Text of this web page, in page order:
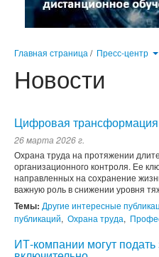
Главная страница / Пресс-центр
Новости
Цифровая
26 марта 2026 г.
Охрана труда на протяжении
организационного контроля. Ее
направленных на сохранение
важную роль в снижении уровня
Темы: Другие интересные
публикаций, Охрана труда,
ИТ-компании могут